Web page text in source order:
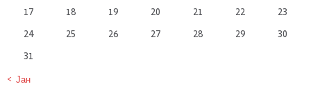
17
18 19 20 21 22
23
24
25 26 27 28 29
30
31
« Јан